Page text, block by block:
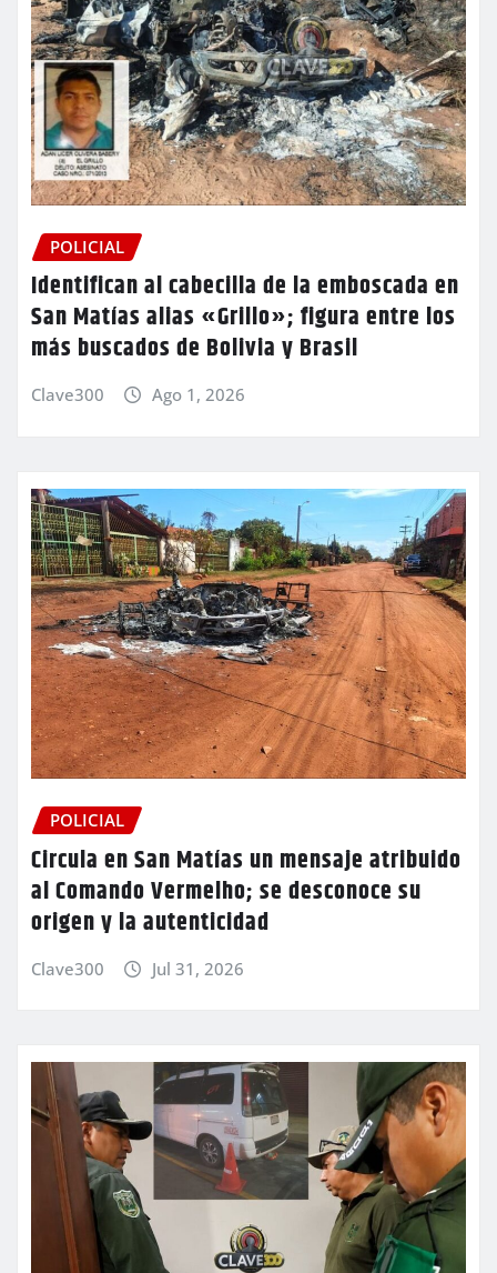
POLICIAL
Identifican al cabecilla de la emboscada en
San Matías alias «Grillo»; figura entre los
más buscados de Bolivia y Brasil
Clave300 Ago 1, 2026
POLICIAL
Circula en San Matías un mensaje atribuido
al Comando Vermelho; se desconoce su
origen y la autenticidad
Clave300 Jul 31, 2026